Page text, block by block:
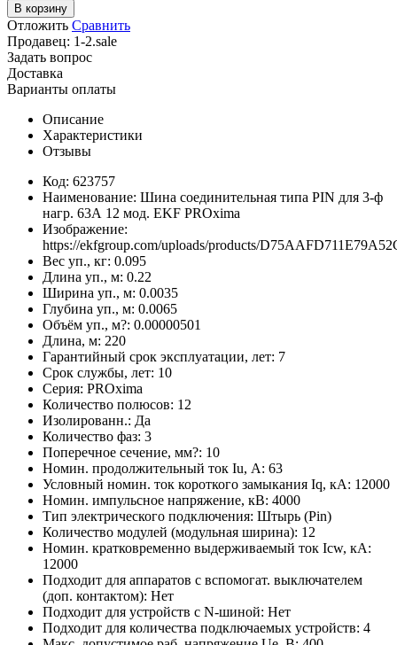
В корзину
Отложить Сравнить
Продавец: 1-2.sale
Задать вопрос
Доставка
Варианты оплаты
Описание
Характеристики
Отзывы
Код: 623757
Наименование: Шина соединительная типа PIN для 3-ф
нагр. 63А 12 мод. EKF PROxima
Изображение:
https://ekfgroup.com/uploads/products/
Вес уп., кг: 0.095
Длина уп., м: 0.22
Ширина уп., м: 0.0035
Глубина уп., м: 0.0065
Объём уп., м?: 0.00000501
Длина, м: 220
Гарантийный срок эксплуатации, лет: 7
Срок службы, лет: 10
Серия: PROxima
Количество полюсов: 12
Изолированн.: Да
Количество фаз: 3
Поперечное сечение, мм?: 10
Номин. продолжительный ток Iu, А: 63
Условный номин. ток короткого замыкания Iq, кА: 12000
Номин. импульсное напряжение, кВ: 4000
Тип электрического подключения: Штырь (Pin)
Количество модулей (модульная ширина): 12
Номин. кратковременно выдерживаемый ток Icw, кА:
12000
Подходит для аппаратов с вспомогат. выключателем
(доп. контактом): Нет
Подходит для устройств с N-шиной: Нет
Подходит для количества подключаемых устройств: 4